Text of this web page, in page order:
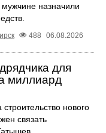
назначили
488 06.08.2026
для
миллиард
нового
связать